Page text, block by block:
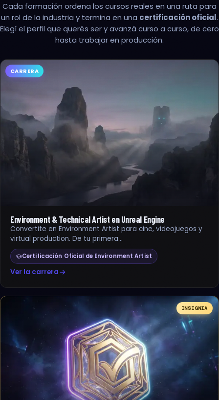
Cada formación ordena los cursos reales en una ruta para
un rol de la industria y termina en una certificación oficial.
Elegí el perfil que querés ser y avanzá curso a curso, de cero
hasta trabajar en producción.
CARRERA
Environment & Technical Artist en Unreal Engine
Convertite en Environment Artist para cine, videojuegos y
virtual production. De tu primera…
Certificación Oficial de Environment Artist
Ver la carrera
INSIGNIA